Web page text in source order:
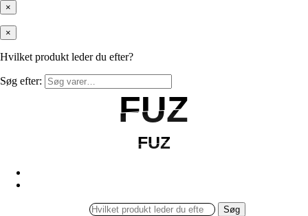
×
×
Hvilket produkt leder du efter?
Søg efter:
FUZ
FUZ
FUZ
FUZ
Søg